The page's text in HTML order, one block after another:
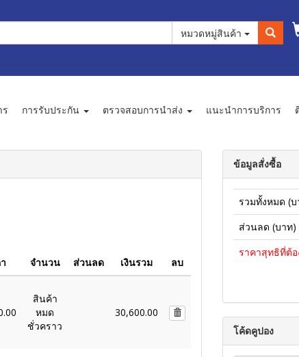
หมวดหมู่สินค้า
การรับประกัน ตรวจสอบการนำส่ง แนะนำการบริการ
จำนวน ส่วนลด เงินรวม ลบ
สินค้า
หมด
ชั่วคราว
30,600.00
ข้อมูลสั่งซื้อ
รวมทั้งหมด (บ
ส่วนลด (บาท)
ราคาสุทธิที่ต้
โค้ดคูปอง